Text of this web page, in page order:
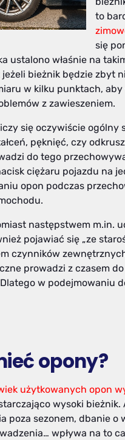
to
się
ustalono właśnie na
bieżnik będzie zbyt
w kilku punktach,
z zawieszeniem.
się oczywiście
pęknięć, czy
do tego
ciężaru pojazdu na
opon podczas
następstwem m.in.
pojawiać się „ze
czynników
prowadzi z czasem
w podejmowaniu
opony?
użytkowanych opon
wysoki
poza sezonem, dbanie o
wpływa na to